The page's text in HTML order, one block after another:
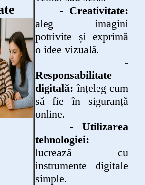
- Creativitate:
aleg imagini
potrivite și exprimă
o idee vizuală.
-
Responsabilitate
digitală: înțeleg cum
să fie în siguranță
online.
- Utilizarea
tehnologiei:
lucrează cu
instrumente digitale
simple.